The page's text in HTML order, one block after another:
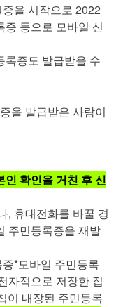
을 시작으로 2022
등으로 모바일 신
록증도 발급받을 수
을 발급받은 사람이
인 확인을 거친 후 신
, 휴대전화를 바꿀 경
주민등록증을 재발
*모바일 주민등록
자적으로 저장한 집
이 내장된 주민등록